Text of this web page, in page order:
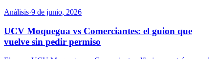
Análisis·9 de junio, 2026
UCV Moquegua vs Comerciantes: el guion que
vuelve sin pedir permiso